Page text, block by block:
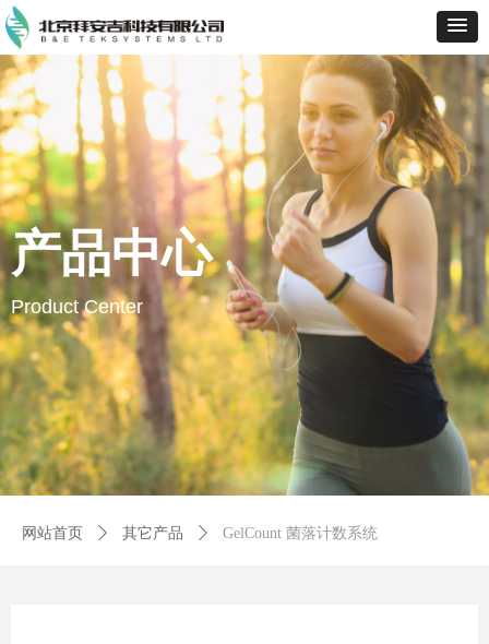
产品中心
Product Center
网站首页 ꄲ 其它产品 ꄲ GelCount 菌落计数系统